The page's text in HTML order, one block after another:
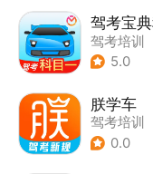
驾考宝
驾考培训
5.0
朕学车
驾考培训
0.0